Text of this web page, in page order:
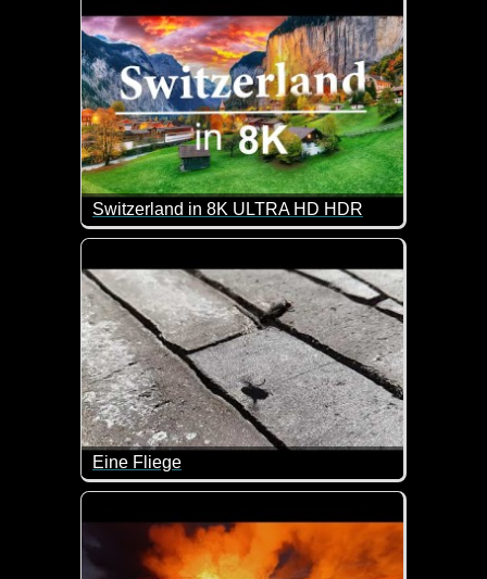
Switzerland in 8K ULTRA HD HDR
Es macht einfach Spaß, solche tollen Eindrücke
Eine Fliege
Ist das nicht eine super Aufnahme von einer